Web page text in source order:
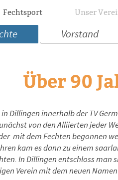
Fechtsport Unser
Vorstand
Über 90
Dillingen innerhalb der TV
von den Alliierten jeder
mit dem Fechten begonnen
kam es dann zu einem
In Dillingen entschloss man
Verein mit dem neuen